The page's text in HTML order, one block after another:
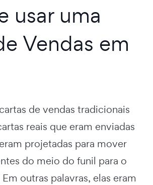
usar uma
Vendas em
de vendas tradicionais
reais que eram enviadas
projetadas para mover
do meio do funil para o
outras palavras, elas eram